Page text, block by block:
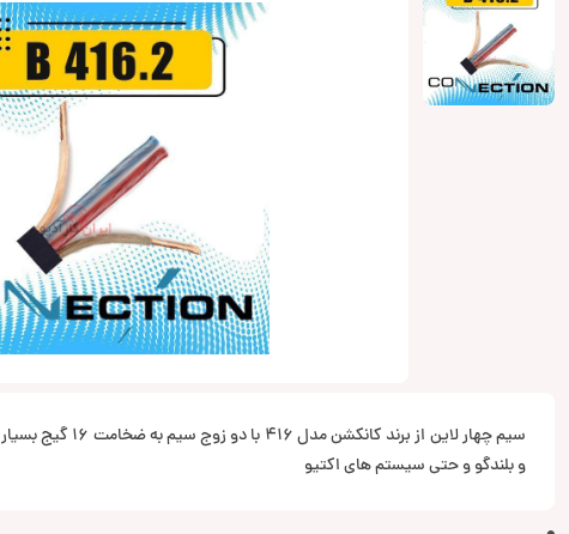
سیم چهار لاین از برند
و بلندگو و حتی سیستم های اکتیو